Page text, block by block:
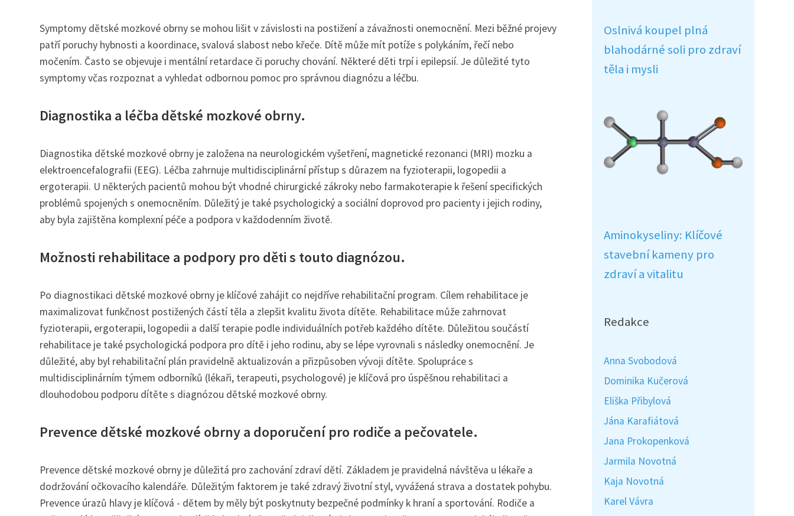
Symptomy dětské mozkové obrny se mohou lišit v závislosti na postižení a závažnosti onemocnění. Mezi běžné projevy
patří poruchy hybnosti a koordinace, svalová slabost nebo křeče. Dítě může mít potíže s polykáním, řečí nebo
močením. Často se objevuje i mentální retardace či poruchy chování. Některé děti trpí i epilepsií. Je důležité tyto
symptomy včas rozpoznat a vyhledat odbornou pomoc pro správnou diagnózu a léčbu.
Diagnostika a léčba dětské mozkové obrny.
Diagnostika dětské mozkové obrny je založena na neurologickém vyšetření, magnetické rezonanci (MRI) mozku a
elektroencefalografii (EEG). Léčba zahrnuje multidisciplinární přístup s důrazem na fyzioterapii, logopedii a
ergoterapii. U některých pacientů mohou být vhodné chirurgické zákroky nebo farmakoterapie k řešení specifických
problémů spojených s onemocněním. Důležitý je také psychologický a sociální doprovod pro pacienty i jejich rodiny,
aby byla zajištěna komplexní péče a podpora v každodenním životě.
Možnosti rehabilitace a podpory pro děti s touto diagnózou.
Po diagnostikaci dětské mozkové obrny je klíčové zahájit co nejdříve rehabilitační program. Cílem rehabilitace je
maximalizovat funkčnost postižených částí těla a zlepšit kvalitu života dítěte. Rehabilitace může zahrnovat
fyzioterapii, ergoterapii, logopedii a další terapie podle individuálních potřeb každého dítěte. Důležitou součástí
rehabilitace je také psychologická podpora pro dítě i jeho rodinu, aby se lépe vyrovnali s následky onemocnění. Je
důležité, aby byl rehabilitační plán pravidelně aktualizován a přizpůsoben vývoji dítěte. Spolupráce s
multidisciplinárním týmem odborníků (lékaři, terapeuti, psychologové) je klíčová pro úspěšnou rehabilitaci a
dlouhodobou podporu dítěte s diagnózou dětské mozkové obrny.
Prevence dětské mozkové obrny a doporučení pro rodiče a pečovatele.
Prevence dětské mozkové obrny je důležitá pro zachování zdraví dětí. Základem je pravidelná návštěva u lékaře a
dodržování očkovacího kalendáře. Důležitým faktorem je také zdravý životní styl, vyvážená strava a dostatek pohybu.
Prevence úrazů hlavy je klíčová - dětem by měly být poskytnuty bezpečné podmínky k hraní a sportování. Rodiče a
Oslnivá koupel plná
blahodárné soli pro zdraví
těla i mysli
Aminokyseliny: Klíčové
stavební kameny pro
zdraví a vitalitu
Redakce
Anna Svobodová
Dominika Kučerová
Eliška Přibylová
Jána Karafiátová
Jana Prokopenková
Jarmila Novotná
Kaja Novotná
Karel Vávra